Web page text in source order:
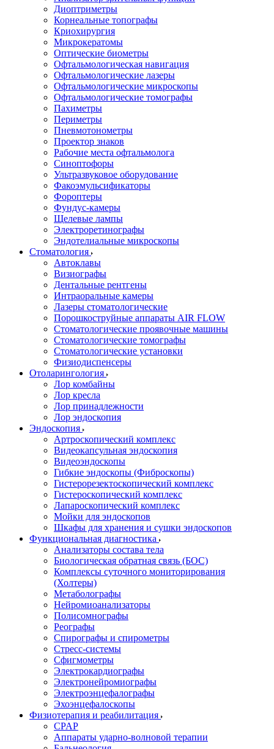
Диоптриметры
Корнеальные топографы
Криохирургия
Микрокератомы
Оптические биометры
Офтальмологическая навигация
Офтальмологические лазеры
Офтальмологические микроскопы
Офтальмологические томографы
Пахиметры
Периметры
Пневмотонометры
Проектор знаков
Рабочие места офтальмолога
Синоптофоры
Ультразвуковое оборудование
Факоэмульсификаторы
Фороптеры
Фундус-камеры
Щелевые лампы
Электроретинографы
Эндотелиальные микроскопы
Стоматология
Автоклавы
Визиографы
Дентальные рентгены
Интраоральные камеры
Лазеры стоматологические
Порошкоструйные аппараты AIR FLOW
Стоматологические проявочные машины
Стоматологические томографы
Стоматологические установки
Физиодиспенсеры
Отоларингология
Лор комбайны
Лор кресла
Лор принадлежности
Лор эндоскопия
Эндоскопия
Артроскопический комплекс
Видеокапсульная эндоскопия
Видеоэндоскопы
Гибкие эндоскопы (Фиброcкопы)
Гистерорезектоскопический комплекс
Гистероскопический комплекс
Лапароскопический комплекс
Мойки для эндоскопов
Шкафы для хранения и сушки эндоскопов
Функциональная диагностика
Анализаторы состава тела
Биологическая обратная связь (БОС)
Комплексы суточного мониторирования
(Холтеры)
Метаболографы
Нейромиоанализаторы
Полисомнографы
Реографы
Спирографы и спирометры
Стресс-системы
Сфигмометры
Электрокардиографы
Электронейромиографы
Электроэнцефалографы
Эхоэнцефалоскопы
Физиотерапия и реабилитация
CPAP
Аппараты ударно-волновой терапии